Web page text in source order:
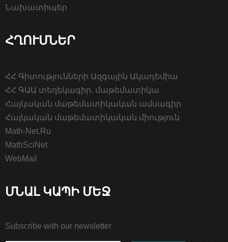
Նախատիպեր
ՀՂՈՒՄՆԵՐ
ՀՀ Գիտությունների Ազգային Ակադեմիա
ՀՀ ԳԱԱ տեղեկագիր. մաթեմատիկա
Հայկական մաթեմատիկական ամսագիր
Հայկական մաթեմատիկական միություն
Math-Net.Ru
MathSciNet
WebMail
ՄՆԱԼ ԿԱՊԻ ՄԵՋ
Subscribe with our newsletter